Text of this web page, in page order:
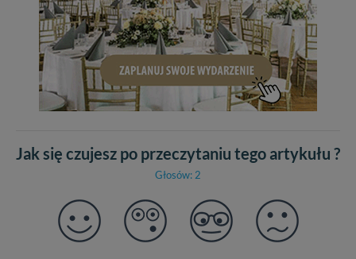
Jak się czujesz po przeczytaniu tego artykułu ?
Głosów: 2